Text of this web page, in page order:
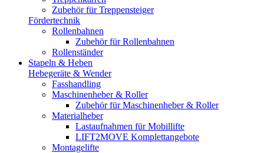
Zubehör für Treppensteiger
Fördertechnik
Rollenbahnen
Zubehör für Rollenbahnen
Rollenständer
Stapeln & Heben
Hebegeräte & Wender
Fasshandling
Maschinenheber & Roller
Zubehör für Maschinenheber & Roller
Materialheber
Lastaufnahmen für Mobillifte
LIFT2MOVE Komplettangebote
Montagelifte